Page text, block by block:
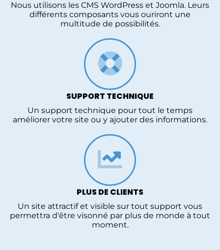
Nous utilisons les CMS WordPress et Joomla. Leurs
différents composants vous ouriront une
multitude de possibilités.
PLUS DE CLIENTS
Un site attractif et visible sur tout support vous
permettra d'être visonné par plus de monde à tout
moment.
SUPPORT TECHNIQUE
Un support technique pour tout le temps
améliorer votre site ou y ajouter des informations.